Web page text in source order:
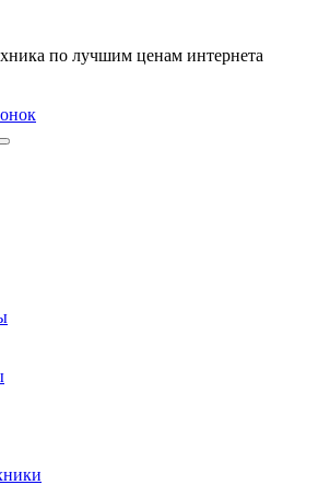
по лучшим ценам интернета